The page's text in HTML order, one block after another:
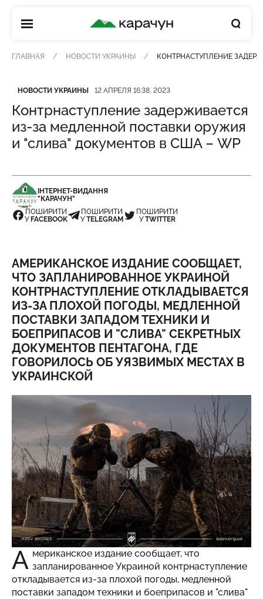
КАРАЧУН
ГЛАВНАЯ НОВОСТИ УКРАИНЫ КОНТРНАСТУПЛЕНИЕ
Категория
НОВОСТИ УКРАИНЫ
Дата публикации 12 АПРЕЛЯ 16:38, 2023
Контрнаступление задерживается
из-за медленной поставки оружия
и "слива" документов в США – WP
ІНТЕРНЕТ-ВИДАННЯ
"КАРАЧУН"
ПОШИРИТИ
У FACEBOOK
ПОШИРИТИ
УTELEGRAM
ПОШИРИТИ
УTWITTER
АМЕРИКАНСКОЕ ИЗДАНИЕ СООБЩАЕТ,
ЧТО ЗАПЛАНИРОВАННОЕ УКРАИНОЙ
КОНТРНАСТУПЛЕНИЕ ОТКЛАДЫВАЕТСЯ
ИЗ-ЗА ПЛОХОЙ ПОГОДЫ, МЕДЛЕННОЙ
ПОСТАВКИ ЗАПАДОМ ТЕХНИКИ И
БОЕПРИПАСОВ И "СЛИВА" СЕКРЕТНЫХ
ДОКУМЕНТОВ ПЕНТАГОНА, ГДЕ
ГОВОРИЛОСЬ ОБ УЯЗВИМЫХ МЕСТАХ В
УКРАИНСКОЙ
А мериканское издание сообщает, что
запланированное Украиной контрнаступление
откладывается из-за плохой погоды, медленной
поставки западом техники и боеприпасов и "слива"